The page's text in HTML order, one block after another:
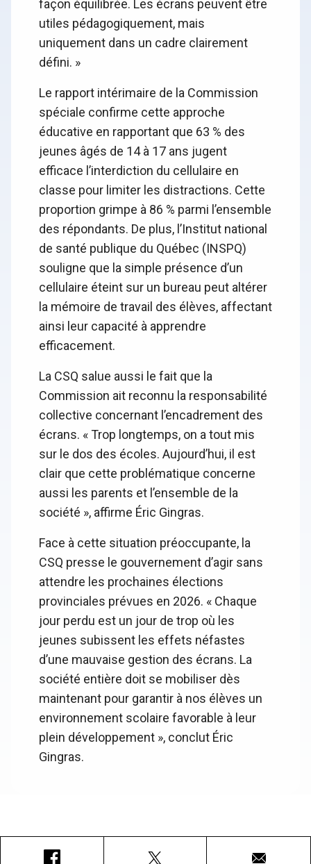
façon équilibrée. Les écrans peuvent être
utiles pédagogiquement, mais
uniquement dans un cadre clairement
défini. »
Le rapport intérimaire de la Commission
spéciale confirme cette approche
éducative en rapportant que 63 % des
jeunes âgés de 14 à 17 ans jugent
efficace l’interdiction du cellulaire en
classe pour limiter les distractions. Cette
proportion grimpe à 86 % parmi l’ensemble
des répondants. De plus, l’Institut national
de santé publique du Québec (INSPQ)
souligne que la simple présence d’un
cellulaire éteint sur un bureau peut altérer
la mémoire de travail des élèves, affectant
ainsi leur capacité à apprendre
efficacement.
La CSQ salue aussi le fait que la
Commission ait reconnu la responsabilité
collective concernant l’encadrement des
écrans. « Trop longtemps, on a tout mis
sur le dos des écoles. Aujourd’hui, il est
clair que cette problématique concerne
aussi les parents et l’ensemble de la
société », affirme Éric Gingras.
Face à cette situation préoccupante, la
CSQ presse le gouvernement d’agir sans
attendre les prochaines élections
provinciales prévues en 2026. « Chaque
jour perdu est un jour de trop où les
jeunes subissent les effets néfastes
d’une mauvaise gestion des écrans. La
société entière doit se mobiliser dès
maintenant pour garantir à nos élèves un
environnement scolaire favorable à leur
plein développement », conclut Éric
Gingras.
Courriel